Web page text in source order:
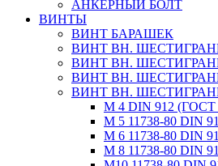
АНКЕРНЫЙ БОЛТ
ВИНТЫ
ВИНТ БАРАШЕК
ВИНТ ВН.
ВИНТ ВН.
ВИНТ ВН.
ВИНТ ВН.
М 4 DIN 912 (ГОСТ
М 5 11738-80 DIN
М 6 11738-80 DIN
М 8 11738-80 DIN